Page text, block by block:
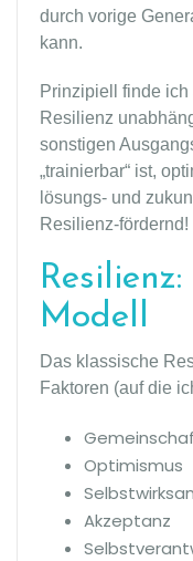
durch vorige
kann.
Prinzipiell finde
Resilienz
sonstigen
„trainierbar“ ist,
lösungs- und
Resilienz-fördernd!
Modell
Das klassische
Faktoren (auf die
Optimismus
Akzeptanz